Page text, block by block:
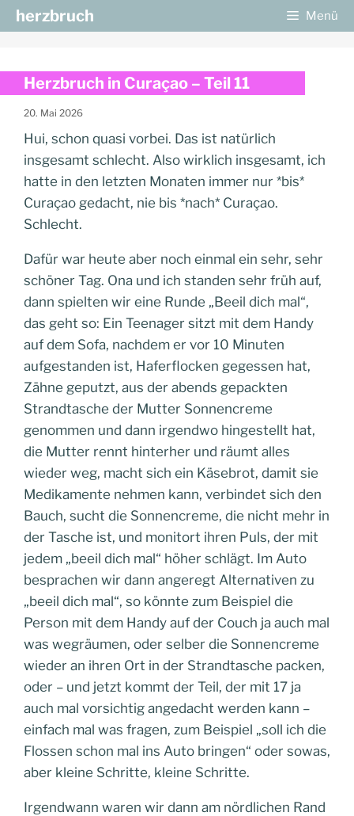
Zum
Inhalt
herzbruch Menü
Herzbruch in Curaçao – Teil 11
20. Mai 2026
Hui, schon quasi vorbei. Das ist natürlich
insgesamt schlecht. Also wirklich insgesamt, ich
hatte in den letzten Monaten immer nur *bis*
Curaçao gedacht, nie bis *nach* Curaçao.
Schlecht.
Dafür war heute aber noch einmal ein sehr, sehr
schöner Tag. Ona und ich standen sehr früh auf,
dann spielten wir eine Runde „Beeil dich mal“,
das geht so: Ein Teenager sitzt mit dem Handy
auf dem Sofa, nachdem er vor 10 Minuten
aufgestanden ist, Haferflocken gegessen hat,
Zähne geputzt, aus der abends gepackten
Strandtasche der Mutter Sonnencreme
genommen und dann irgendwo hingestellt hat,
die Mutter rennt hinterher und räumt alles
wieder weg, macht sich ein Käsebrot, damit sie
Medikamente nehmen kann, verbindet sich den
Bauch, sucht die Sonnencreme, die nicht mehr in
der Tasche ist, und monitort ihren Puls, der mit
jedem „beeil dich mal“ höher schlägt. Im Auto
besprachen wir dann angeregt Alternativen zu
„beeil dich mal“, so könnte zum Beispiel die
Person mit dem Handy auf der Couch ja auch mal
was wegräumen, oder selber die Sonnencreme
wieder an ihren Ort in der Strandtasche packen,
oder – und jetzt kommt der Teil, der mit 17 ja
auch mal vorsichtig angedacht werden kann –
einfach mal was fragen, zum Beispiel „soll ich die
Flossen schon mal ins Auto bringen“ oder sowas,
aber kleine Schritte, kleine Schritte.
Irgendwann waren wir dann am nördlichen Rand